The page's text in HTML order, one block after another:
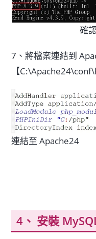
確
7、將檔案連結到
【
連結至 Apache24
安裝